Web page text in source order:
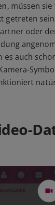
müssen
oder
auch